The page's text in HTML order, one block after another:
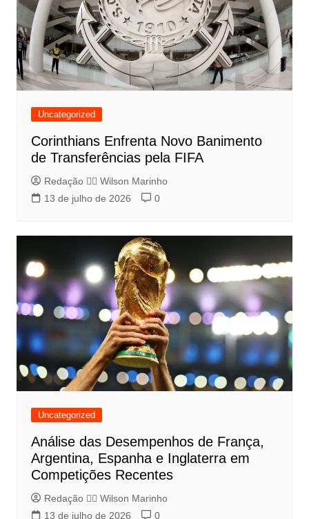
Uncategorized
Corinthians Enfrenta Novo Banimento
de Transferências pela FIFA
Redação 👨‍⚖️​ Wilson Marinho
13 de julho de 2026
0
Uncategorized
Análise das Desempenhos de França,
Argentina, Espanha e Inglaterra em
Competições Recentes
Redação 👨‍⚖️​ Wilson Marinho
13 de julho de 2026
0